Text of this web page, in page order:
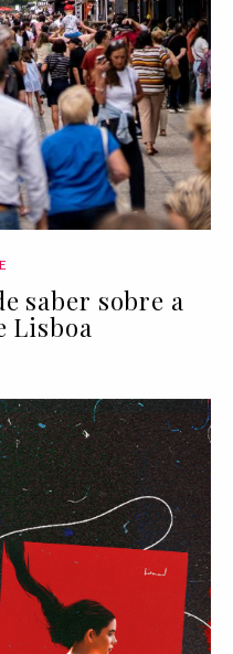
saber sobre a
Lisboa